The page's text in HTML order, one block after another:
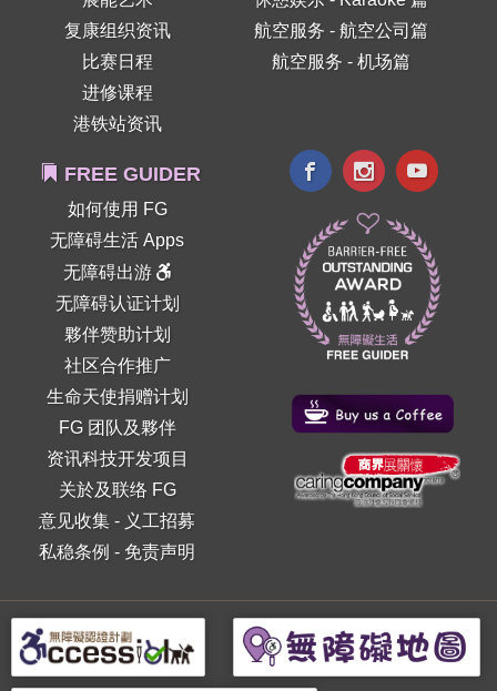
复康组织资讯
比赛日程
进修课程
港铁站资讯
航空服务 - 航空公司篇
航空服务 - 机场篇
FREE GUIDER
如何使用 FG
无障碍生活 Apps
无障碍出游
无障碍认证计划
夥伴赞助计划
社区合作推广
生命天使捐赠计划
FG 团队及夥伴
资讯科技开发项目
关於及联络 FG
意见收集 - 义工招募
私稳条例 - 免责声明